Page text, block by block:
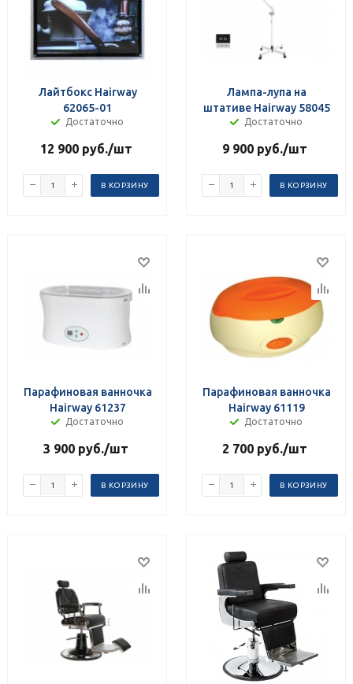
Лайтбокс Hairway
62065-01
Достаточно
12 900руб./шт
В КОРЗИНУ
Лампа-лупа на
штативе Hairway 58045
Достаточно
9 900 руб./шт
В КОРЗИНУ
Парафиновая ванночка
Hairway 61237
Достаточно
3 900 руб./шт
В КОРЗИНУ
Парафиновая ванночка
Hairway 61119
Достаточно
2 700 руб./шт
В КОРЗИНУ